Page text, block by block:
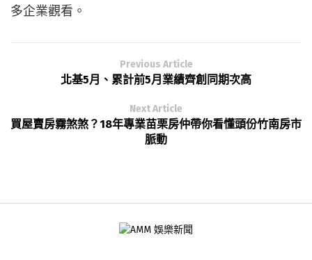
多企業觀看。
Previous Article
北基5月、累計前5月業績齊創同期次高
Next Article
買屋賣房霧煞煞？18年專業苗栗房仲帶你看懂頭份竹南房市
脈動